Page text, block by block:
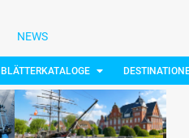
NEWS
BLÄTTERKATALOGE